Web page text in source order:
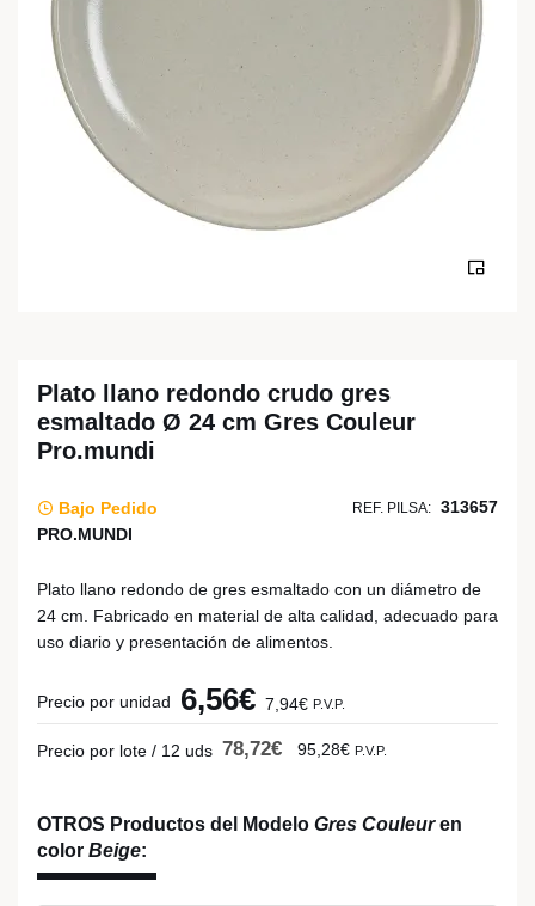
Plato llano redondo crudo gres
esmaltado Ø 24 cm Gres Couleur
Pro.mundi
Bajo Pedido REF. PILSA: 313657
PRO.MUNDI
Plato llano redondo de gres esmaltado con un diámetro de
24 cm. Fabricado en material de alta calidad, adecuado para
uso diario y presentación de alimentos.
Precio por unidad 6,56€ 7,94€ P.V.P.
Precio por lote / 12 uds 78,72€ 95,28€ P.V.P.
OTROS Productos del Modelo Gres Couleuren
color Beige: